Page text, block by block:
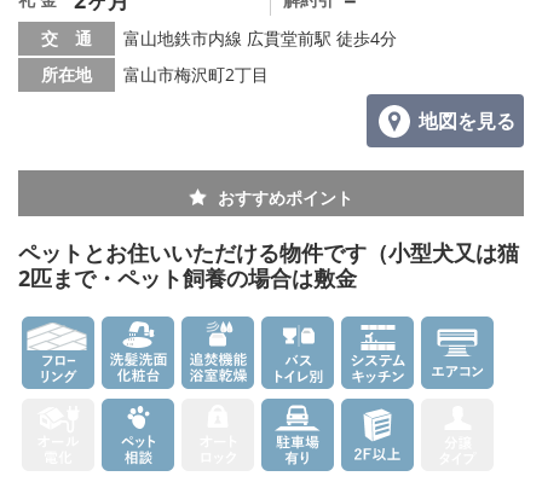
交 通
富山地鉄市内線 広貫堂前駅 徒歩4分
所在地
富山市梅沢町2丁目
地図を見る
おすすめポイント
ペットとお住いいただける物件です（小型犬又は猫
2匹まで・ペット飼養の場合は敷金